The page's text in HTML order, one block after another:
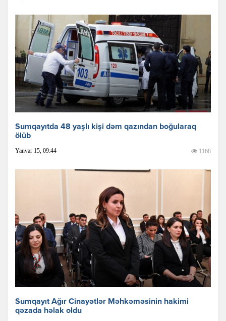
Sumqayıtda 48 yaşlı kişi dəm qazından boğularaq
ölüb
Yanvar 15, 09:44 1168
Sumqayıt Ağır Cinayətlər Məhkəməsinin hakimi
qəzada həlak oldu